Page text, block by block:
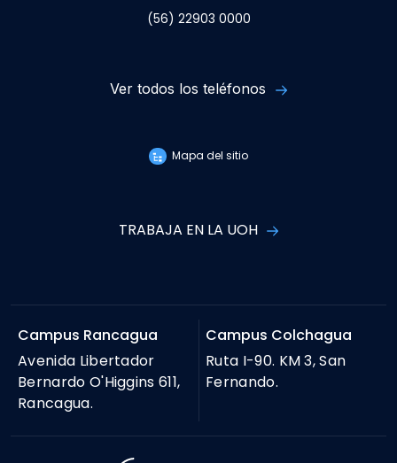
(56) 22903 0000
Ver todos los teléfonos
Mapa del sitio
TRABAJA EN LA UOH
Campus Rancagua
Avenida Libertador
Bernardo O'Higgins 611,
Rancagua.
Campus Colchagua
Ruta I-90. KM 3, San
Fernando.